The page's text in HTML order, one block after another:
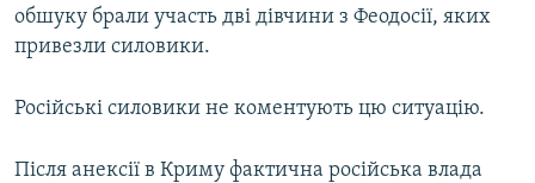
обшуку брали участь дві дівчини з Феодосії, яких
привезли силовики.
Російські силовики не коментують цю ситуацію.
Після анексії в Криму фактична російська влада